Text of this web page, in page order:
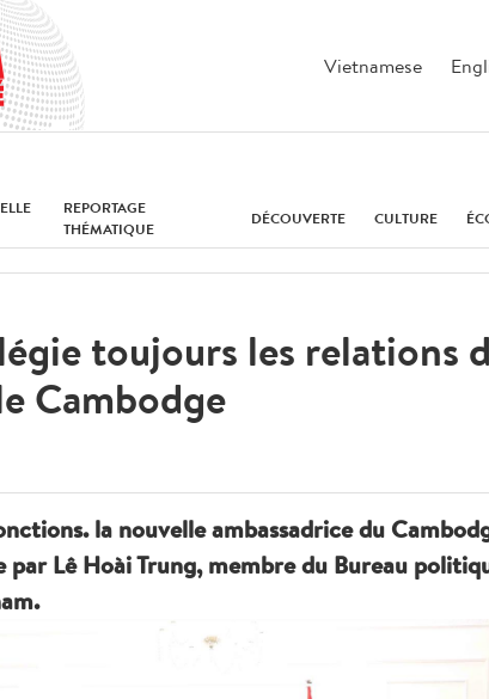
Vietnamese
REPORTAGE
THÉMATIQUE
DÉCOUVERTE CULTURE
toujours les relations
Cambodge
la nouvelle ambassadrice du
par Lê Hoài Trung, membre du Bureau